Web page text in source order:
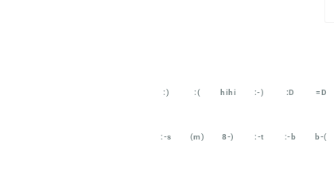
:) :( hihi :-) :D =D
:-s (m) 8-) :-t :-b b-(